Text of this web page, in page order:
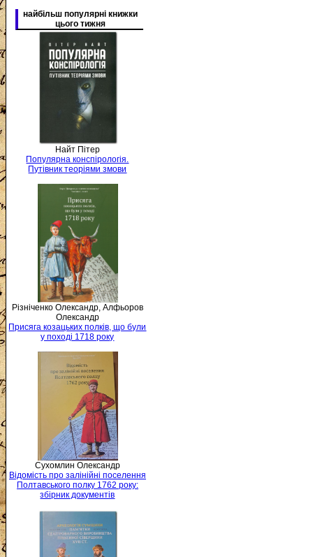
найбільш популярні книжки
цього тижня
Найт Пітер
Популярна конспірологія.
Путівник теоріями змови
Різніченко Олександр, Алфьоров
Олександр
Присяга козацьких полків, що були
у поході 1718 року
Сухомлин Олександр
Відомість про залінійні поселення
Полтавського полку 1762 року:
збірник документів